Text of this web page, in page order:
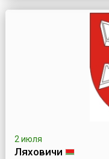
2 июля
Ляховичи